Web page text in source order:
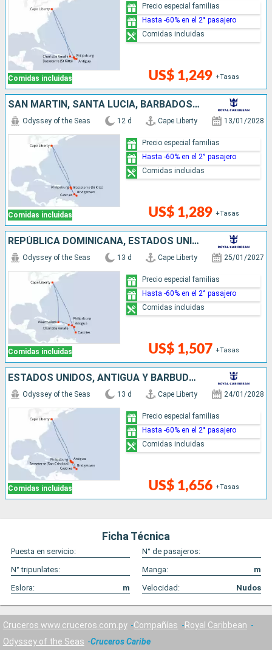
Comidas incluidas US$ 1,249 +Tasas
Precio especial familias
Hasta -60% en el 2° pasajero
Comidas incluidas
SAN MARTÍN, SANTA LUCIA, BARBADOS, ESTADOS UNIDOS
Comidas incluidas
Odyssey of the Seas 12 d Cape Liberty 13/01/2028
US$ 1,289 +Tasas
Precio especial familias
Hasta -60% en el 2° pasajero
Comidas incluidas
REPÚBLICA DOMINICANA, ESTADOS UNIDOS, ANTIGUA Y BARBUDA, SANTA LUCIA, SAN MARTÍN
Comidas incluidas
Odyssey of the Seas 13 d Cape Liberty 25/01/2027
US$ 1,507 +Tasas
Precio especial familias
Hasta -60% en el 2° pasajero
Comidas incluidas
ESTADOS UNIDOS, ANTIGUA Y BARBUDA, BARBADOS, SANTA LUCIA, SAN MARTÍN
Comidas incluidas
Odyssey of the Seas 13 d Cape Liberty 24/01/2028
US$ 1,656 +Tasas
Precio especial familias
Hasta -60% en el 2° pasajero
Comidas incluidas
Ficha Técnica
Puesta en servicio:
N° de pasajeros:
N° tripunlates:
Manga:
m
Eslora:
m Velocidad: Nudos
Cruceros www.cruceros.com.py Compañías
Royal Caribbean
Odyssey of the Seas
Cruceros Caribe